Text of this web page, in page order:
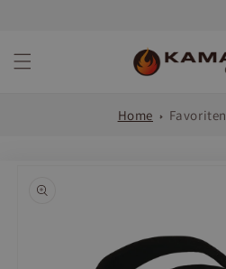
Home Favoriten